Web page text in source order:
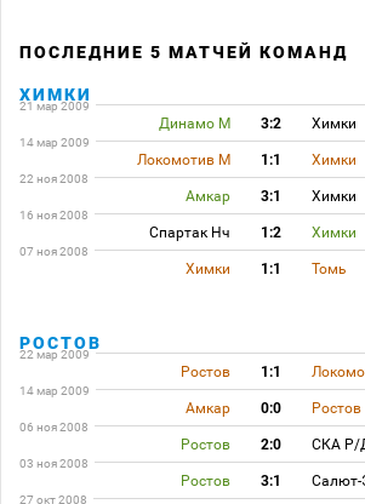
ПОСЛЕДНИЕ 5 МАТЧЕЙ КОМАНД
ХИМКИ
21 мар 2009
Динамо М 3:2 Химки
14 мар 2009
Локомотив М 1:1 Химки
22 ноя 2008
Амкар 3:1 Химки
16 ноя 2008
Спартак Нч 1:2 Химки
07 ноя 2008
Химки 1:1 Томь
РОСТОВ
22 мар 2009
Ростов 1:1
14 мар 2009
Амкар 0:0 Ростов
06 ноя 2008
Ростов 2:0 СКА Р/
03 ноя 2008
Ростов 3:1 Салют-
27 окт 2008